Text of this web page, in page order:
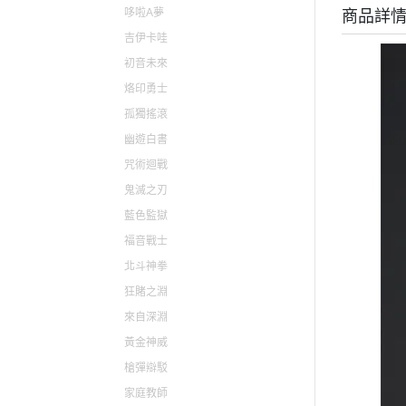
快打旋風 / 格鬥天王 / 拳皇
太空戰士 FINAL FANTASY
哆啦A夢
吉伊卡哇
初音未來
烙印勇士
孤獨搖滾
幽遊白書
咒術迴戰
鬼滅之刃
藍色監獄
福音戰士
北斗神拳
狂賭之淵
來自深淵
黃金神威
槍彈辯駁
家庭教師
商品詳情